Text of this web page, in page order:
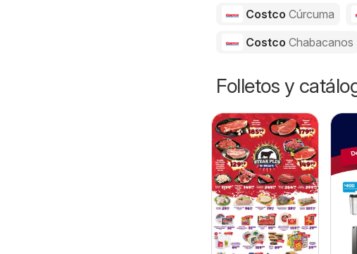
Costco Cúrcuma
Costco Chabacanos
Folletos y